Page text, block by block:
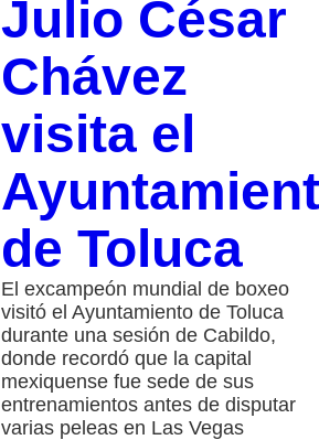
Julio César
Chávez
visita el
de Toluca
El excampeón mundial de boxeo
visitó el Ayuntamiento de Toluca
durante una sesión de Cabildo,
donde recordó que la capital
mexiquense fue sede de sus
entrenamientos antes de disputar
varias peleas en Las Vegas